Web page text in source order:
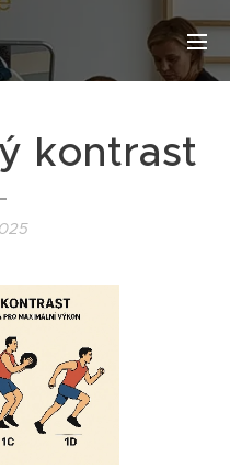
kontrast